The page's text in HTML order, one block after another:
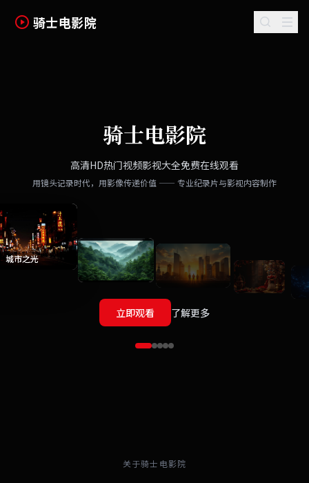
骑士电影院
骑士电影院
高清HD热门视频影视大全免费在线观看
用镜头记录时代，用影像传递价值 —— 专业纪录片与影视内容制作
城市之光
立即观看 了解更多
关于骑士电影院